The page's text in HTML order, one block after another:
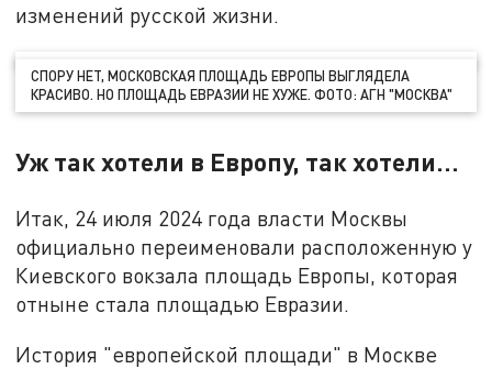
изменений русской жизни.
СПОРУ НЕТ, МОСКОВСКАЯ ПЛОЩАДЬ ЕВРОПЫ ВЫГЛЯДЕЛА
КРАСИВО. НО ПЛОЩАДЬ ЕВРАЗИИ НЕ ХУЖЕ. ФОТО: АГН "МОСКВА"
Уж так хотели в Европу, так хотели…
Итак, 24 июля 2024 года власти Москвы
официально переименовали расположенную у
Киевского вокзала площадь Европы, которая
отныне стала площадью Евразии.
История "европейской площади" в Москве